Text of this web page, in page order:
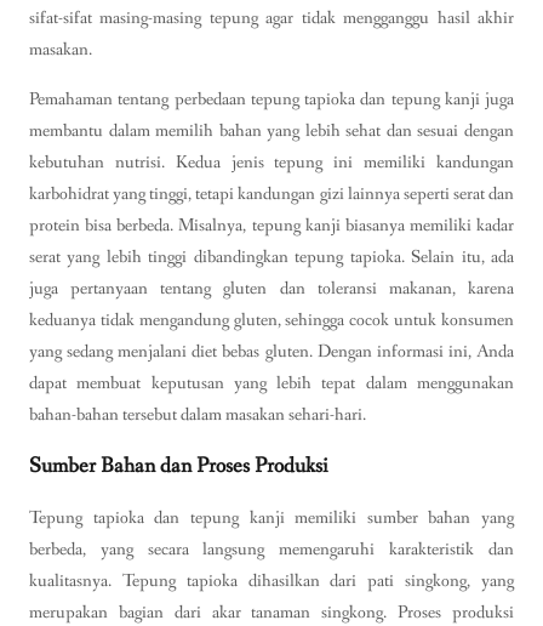
sifat-sifat masing-masing tepung agar tidak mengganggu hasil akhir
masakan.
Pemahaman tentang perbedaan tepung tapioka dan tepung kanji juga
membantu dalam memilih bahan yang lebih sehat dan sesuai dengan
kebutuhan nutrisi. Kedua jenis tepung ini memiliki kandungan
karbohidrat yang tinggi, tetapi kandungan gizi lainnya seperti serat dan
protein bisa berbeda. Misalnya, tepung kanji biasanya memiliki kadar
serat yang lebih tinggi dibandingkan tepung tapioka. Selain itu, ada
juga pertanyaan tentang gluten dan toleransi makanan, karena
keduanya tidak mengandung gluten, sehingga cocok untuk konsumen
yang sedang menjalani diet bebas gluten. Dengan informasi ini, Anda
dapat membuat keputusan yang lebih tepat dalam menggunakan
bahan-bahan tersebut dalam masakan sehari-hari.
Sumber Bahan dan Proses Produksi
Tepung tapioka dan tepung kanji memiliki sumber bahan yang
berbeda, yang secara langsung memengaruhi karakteristik dan
kualitasnya. Tepung tapioka dihasilkan dari pati singkong, yang
merupakan bagian dari akar tanaman singkong. Proses produksi